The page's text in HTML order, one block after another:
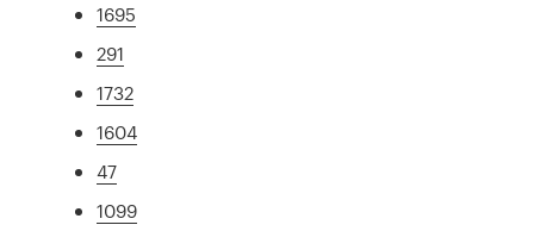
1695
291
1732
1604
47
1099